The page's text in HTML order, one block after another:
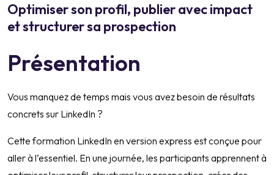
Optimiser son profil, publier avec impact
et structurer sa prospection
Présentation
Vous manquez de temps mais vous avez besoin de résultats
concrets sur LinkedIn ?
Cette formation LinkedIn en version express est conçue pour
aller à l’essentiel. En une journée, les participants apprennent à